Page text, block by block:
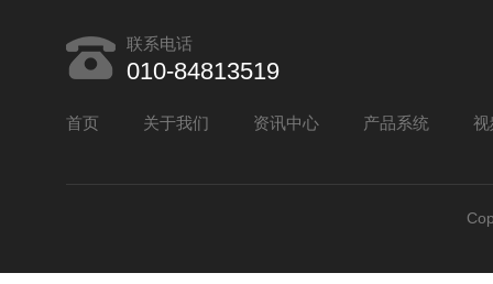
联系电话
010-84813519
首页 关于我们 资讯中心 产品系统 视